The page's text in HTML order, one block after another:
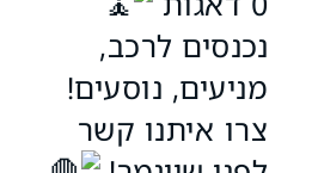
נכנסים לרכב,
מניעים, נוסעים!
צרו איתנו קשר